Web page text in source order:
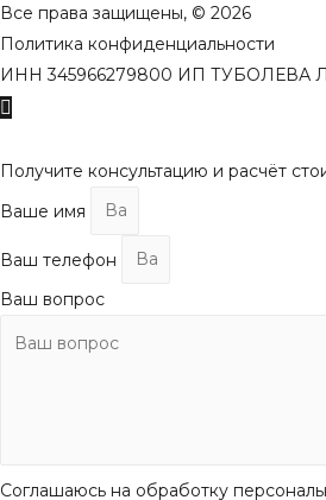
Все права защищены, © 2026
Политика конфиденциальности
ИНН 345966279800 ИП ТУБОЛЕВА
Получите консультацию и расчёт
Ваше имя
Ваш телефон
Ваш вопрос
Соглашаюсь на обработку